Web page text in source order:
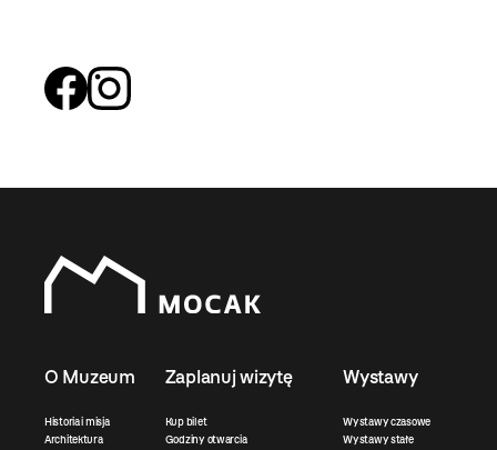
O Muzeum
Historia i misja
Architektura
Zaplanuj wizytę
Kup bilet
Godziny otwarcia
Wystawy
Wystawy czasowe
Wystawy stałe